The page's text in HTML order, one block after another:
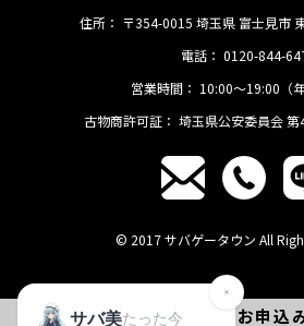
住所： 〒354-0015 埼玉県 富士見市
電話： 0120-844-
営業時間： 10:00〜19:00（年
古物商許可証： 埼玉県公安委員会
© 2017 サバゲータウン All
たった でお申込